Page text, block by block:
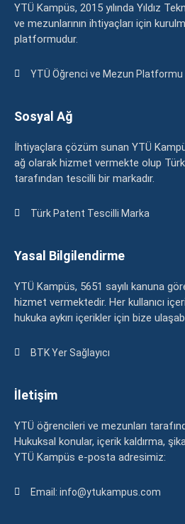
YTÜ Kampüs, 2015 yılında Yıldız
ve mezunlarının ihtiyaçları için
platformudur.
YTÜ Öğrenci ve Mezun Platformu
Sosyal Ağ
İhtiyaçlara çözüm sunan YTÜ
ağ olarak hizmet vermekte olup
tarafından tescilli bir markadır.
Türk Patent Tescilli Marka
Yasal Bilgilendirme
YTÜ Kampüs, 5651 sayılı kanuna
hizmet vermektedir. Her kullanıcı
hukuka aykırı içerikler için bize
BTK Yer Sağlayıcı
İletişim
YTÜ öğrencileri ve mezunları
Hukuksal konular, içerik kaldırma,
YTÜ Kampüs e-posta adresimiz:
Email: info@ytukampus.com